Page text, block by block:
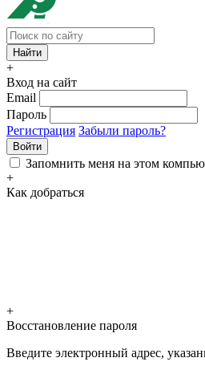
+
Вход на сайт
Email
Пароль
Регистрация Забыли пароль?
Войти
Запомнить меня на этом
+
Как добраться
+
Восстановление пароля
Введите электронный адрес,